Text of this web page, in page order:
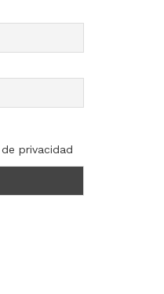
privacidad